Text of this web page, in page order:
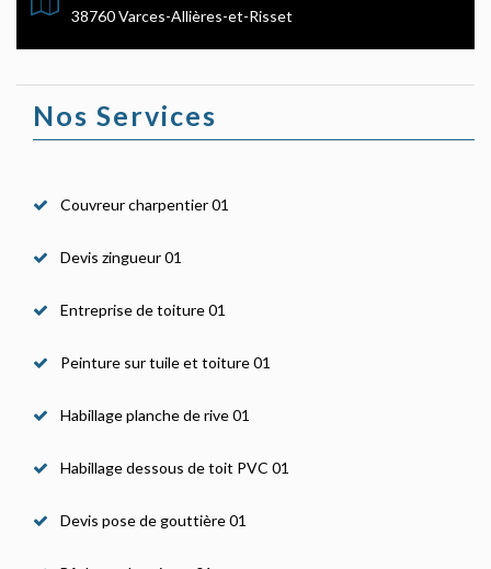
38760 Varces-Allières-et-Risset
Nos Services
Couvreur charpentier 01
Devis zingueur 01
Entreprise de toiture 01
Peinture sur tuile et toiture 01
Habillage planche de rive 01
Habillage dessous de toit PVC 01
Devis pose de gouttière 01